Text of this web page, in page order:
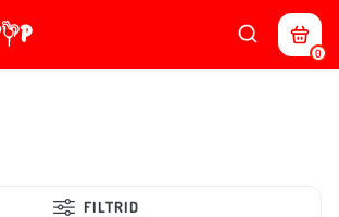
0
FILTRID